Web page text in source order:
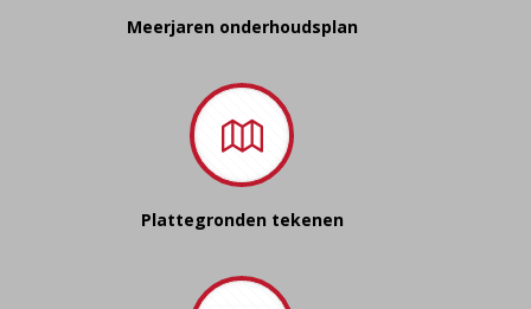
Meerjaren onderhoudsplan
Plattegronden tekenen